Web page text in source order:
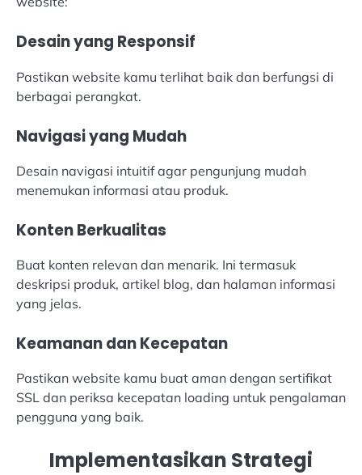
Desain yang Responsif
Pastikan website kamu terlihat baik dan berfungsi di
berbagai perangkat.
Navigasi yang Mudah
Desain navigasi intuitif agar pengunjung mudah
menemukan informasi atau produk.
Konten Berkualitas
Buat konten relevan dan menarik. Ini termasuk
deskripsi produk, artikel blog, dan halaman informasi
yang jelas.
Keamanan dan Kecepatan
Pastikan website kamu buat aman dengan sertifikat
SSL dan periksa kecepatan loading untuk pengalaman
pengguna yang baik.
Implementasikan Strategi